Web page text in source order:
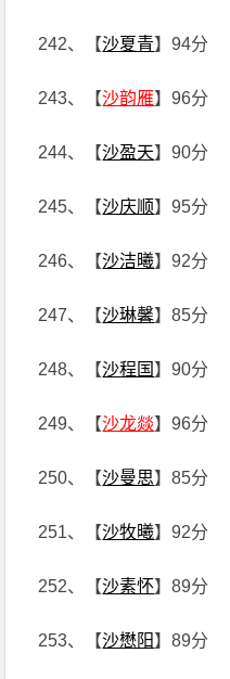
242、【沙夏青】94分
243、【沙韵雁】96分
244、【沙盈天】90分
245、【沙庆顺】95分
246、【沙洁曦】92分
247、【沙琳馨】85分
248、【沙程国 】90分
249、【沙龙燚】96分
250、【沙曼思】85分
251、【沙牧曦】92分
252、【沙素怀】89分
253、【沙懋阳】89分